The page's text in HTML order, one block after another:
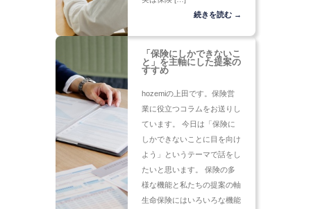
続きを読む →
「保険にしかできないこ
と」を主軸にした提案の
すすめ
hozemiの上田です。保険営
業に役立つコラムをお送りし
ています。 今日は「保険に
しかできないことに目を向け
よう」というテーマで話をし
たいと思います。 保険の多
様な機能と私たちの提案の軸
生命保険にはいろいろな機能